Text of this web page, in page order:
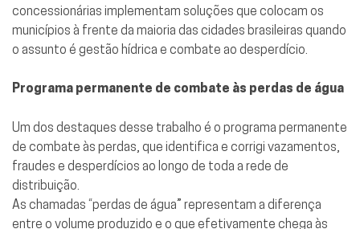
concessionárias implementam soluções que colocam os
municípios à frente da maioria das cidades brasileiras quando
o assunto é gestão hídrica e combate ao desperdício.
Programa permanente de combate às perdas de água
Um dos destaques desse trabalho é o programa permanente
de combate às perdas, que identifica e corrigi vazamentos,
fraudes e desperdícios ao longo de toda a rede de
distribuição.
As chamadas “perdas de água” representam a diferença
entre o volume produzido e o que efetivamente chega às